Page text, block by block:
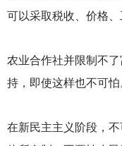
可以采取税收、价格、
农业合作社并限制不
持，即使这样也不可怕
在新民主主义阶段，